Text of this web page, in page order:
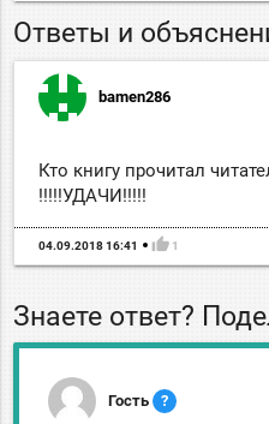
Ответы и
bamen286
Кто книгу прочитал
!!!!!УДАЧИ!!!!!
04.09.2018 16:41 thumb_up 1
Знаете ответ?
Гость ?